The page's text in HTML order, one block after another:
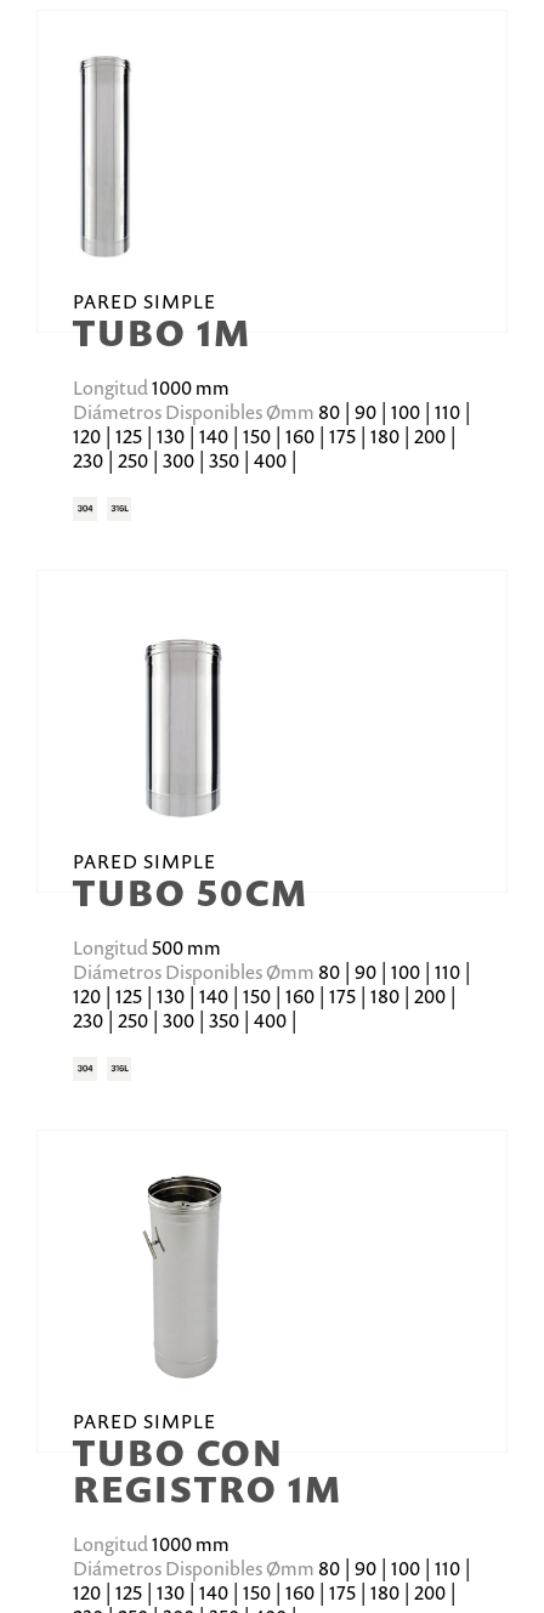
PARED SIMPLE
TUBO 1M
Longitud1000 mm
Diámetros Disponibles Ømm 80 | 90 | 100 | 110 |
120 | 125 | 130 | 140 | 150 | 160 | 175 | 180 | 200 |
230 | 250 | 300 | 350 | 400 |
PARED SIMPLE
TUBO 50CM
Longitud500 mm
Diámetros Disponibles Ømm 80 | 90 | 100 | 110 |
120 | 125 | 130 | 140 | 150 | 160 | 175 | 180 | 200 |
230 | 250 | 300 | 350 | 400 |
PARED SIMPLE
TUBO CON
REGISTRO 1M
Longitud1000 mm
Diámetros Disponibles Ømm 80 | 90 | 100 | 110 |
120 | 125 | 130 | 140 | 150 | 160 | 175 | 180 | 200 |